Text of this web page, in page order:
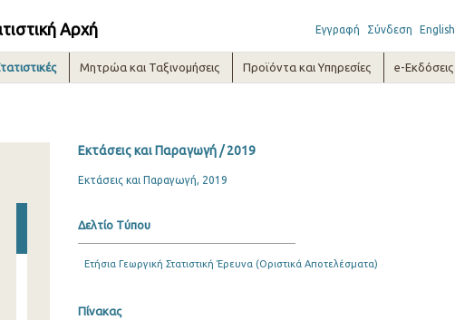
Αρχή Εγγραφή Σύνδεση English
Μητρώα και Ταξινομήσεις Προϊόντα και Υπηρεσίες e-Εκδόσεις
Εκτάσεις και Παραγωγή / 2019
Εκτάσεις και Παραγωγή, 2019
Δελτίο Τύπου
Ετήσια Γεωργική Στατιστική Έρευνα (Οριστικά Αποτελέσματα)
Πίνακας